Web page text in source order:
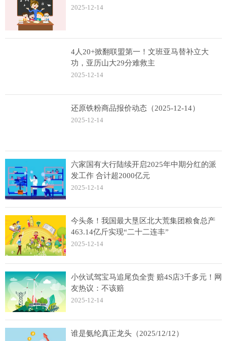
2025-12-14
4人20+掀翻联盟第一！文班亚马替补立大
功，亚历山大29分难救主
2025-12-14
还原铁粉商品报价动态（2025-12-14）
2025-12-14
六家国有大行陆续开启2025年中期分红的派
发工作 合计超2000亿元
2025-12-14
今头条！我国最大垦区北大荒集团粮食总产
463.14亿斤实现“二十二连丰”
2025-12-14
小伙试驾宝马追尾负全责 赔4S店3千多元！网
友热议：不该赔
2025-12-14
谁是氨纶真正龙头（2025/12/12）